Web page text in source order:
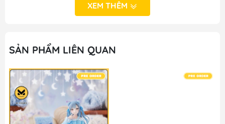
M FIGURE - MÔ HÌNH ANIME CHÍNH HÃNG NHẬT BẢN
🔥Add: Ngọc Hồi - Hoàng Liệt - Hoàng Mai - Hà Nội
🔥Hotline:090-345-2816or098-777-0035
🔥Website: https://mfigure.com/
#figure #mo_hinh #mo_hinh_nhan_vat
#mo_hinh_anime #anime_figure #figure
XEM THÊM
SẢN PHẨM LIÊN QUAN